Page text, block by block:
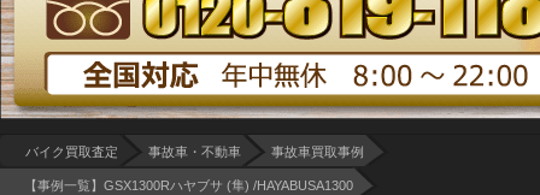
バイク買取査定 事故車・不動車 事故車買取事例
【事例一覧】GSX1300Rハヤブサ (隼) /HAYABUSA1300